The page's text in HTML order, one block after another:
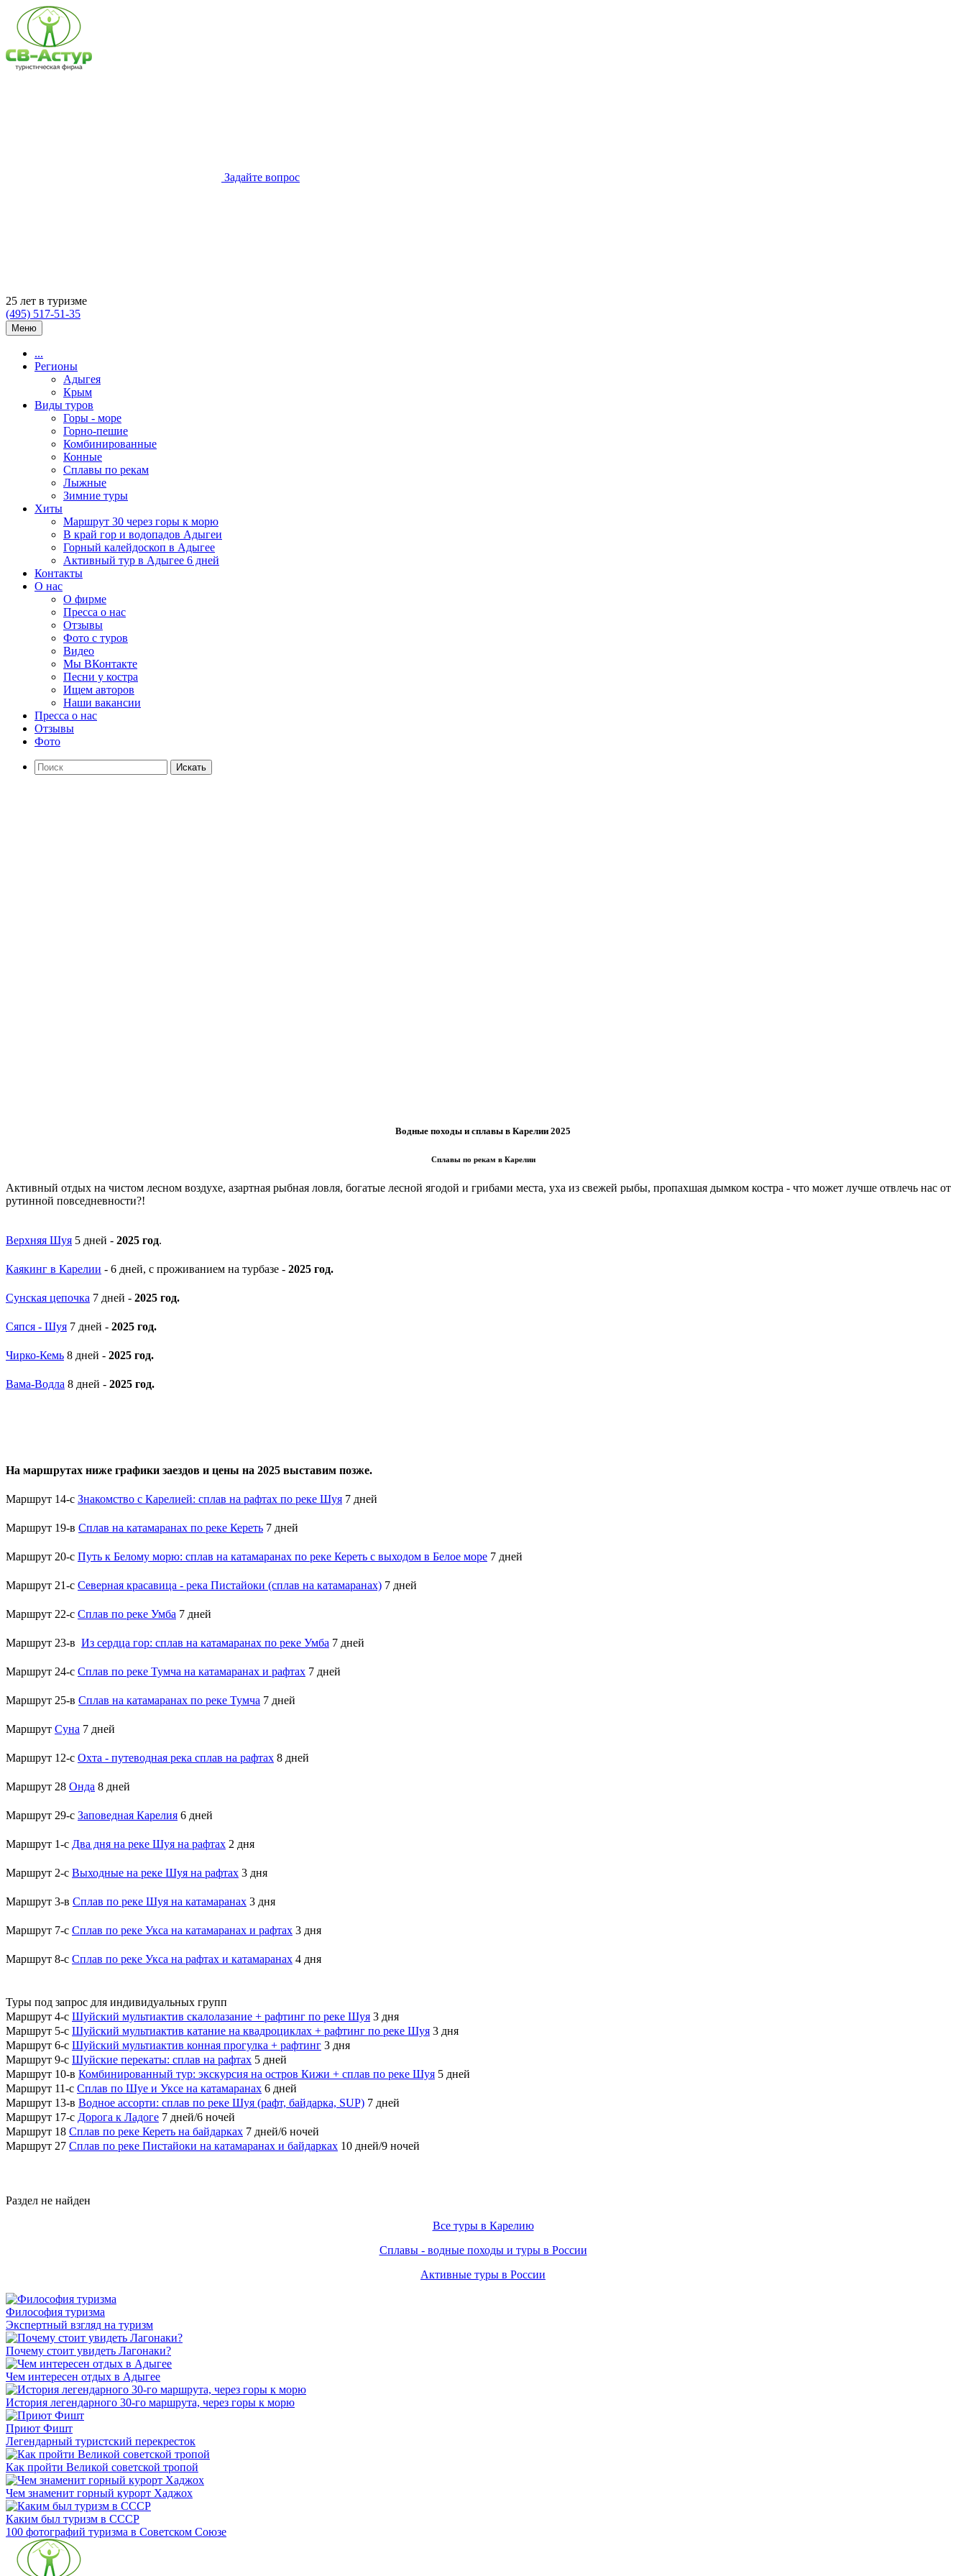
Задайте вопрос
25 лет в туризме
(495) 517-51-35
Меню
...
Регионы
Адыгея
Крым
Виды туров
Горы - море
Горно-пешие
Комбинированные
Конные
Сплавы по рекам
Лыжные
Зимние туры
Хиты
Маршрут 30 через горы к морю
В край гор и водопадов Адыгеи
Горный калейдоскоп в Адыгее
Активный тур в Адыгее 6 дней
Контакты
О нас
О фирме
Пресса о нас
Отзывы
Фото с туров
Видео
Мы ВКонтакте
Песни у костра
Ищем авторов
Наши вакансии
Пресса о нас
Отзывы
Фото
Искать
Водные походы и сплавы в Карелии 2025
Сплавы по рекам в Карелии
Активный отдых на чистом лесном воздухе, азартная рыбная ловля, богатые лесной ягодой и грибами места, уха из свежей рыбы, пропахшая дымком костра - что может лучше отвлечь нас от
рутинной повседневности?!
Верхняя Шуя 5 дней - 2025 год.
Каякинг в Карелии - 6 дней, с проживанием на турбазе - 2025 год.
Сунская цепочка 7 дней - 2025 год.
Сяпся - Шуя 7 дней - 2025 год.
Чирко-Кемь 8 дней - 2025 год.
Вама-Водла 8 дней - 2025 год.
На маршрутах ниже графики заездов и цены на 2025 выставим позже.
Маршрут 14-с Знакомство с Карелией: сплав на рафтах по реке Шуя 7 дней
Маршрут 19-в Сплав на катамаранах по реке Кереть 7 дней
Маршрут 20-с Путь к Белому морю: сплав на катамаранах по реке Кереть с выходом в Белое море 7 дней
Маршрут 21-с Северная красавица - река Пистайоки (сплав на катамаранах) 7 дней
Маршрут 22-с Сплав по реке Умба 7 дней
Маршрут 23-в Из сердца гор: сплав на катамаранах по реке Умба 7 дней
Маршрут 24-с Сплав по реке Тумча на катамаранах и рафтах 7 дней
Маршрут 25-в Сплав на катамаранах по реке Тумча 7 дней
Маршрут Суна 7 дней
Маршрут 12-с Охта - путеводная река сплав на рафтах 8 дней
Маршрут 28 Онда 8 дней
Маршрут 29-с Заповедная Карелия 6 дней
Маршрут 1-с Два дня на реке Шуя на рафтах 2 дня
Маршрут 2-с Выходные на реке Шуя на рафтах 3 дня
Маршрут 3-в Сплав по реке Шуя на катамаранах 3 дня
Маршрут 7-с Сплав по реке Укса на катамаранах и рафтах 3 дня
Маршрут 8-с Сплав по реке Укса на рафтах и катамаранах 4 дня
Туры под запрос для индивидуальных групп
Маршрут 4-с Шуйский мультиактив скалолазание + рафтинг по реке Шуя 3 дня
Маршрут 5-с Шуйский мультиактив катание на квадроциклах + рафтинг по реке Шуя 3 дня
Маршрут 6-с Шуйский мультиактив конная прогулка + рафтинг 3 дня
Маршрут 9-с Шуйские перекаты: сплав на рафтах 5 дней
Маршрут 10-в Комбинированный тур: экскурсия на остров Кижи + сплав по реке Шуя 5 дней
Маршрут 11-с Сплав по Шуе и Уксе на катамаранах 6 дней
Маршрут 13-в Водное ассорти: сплав по реке Шуя (рафт, байдарка, SUP) 7 дней
Маршрут 17-с Дорога к Ладоге 7 дней/6 ночей
Маршрут 18 Сплав по реке Кереть на байдарках 7 дней/6 ночей
Маршрут 27 Сплав по реке Пистайоки на катамаранах и байдарках 10 дней/9 ночей
Раздел не найден
Все туры в Карелию
Сплавы - водные походы и туры в России
Активные туры в России
Философия туризма
Экспертный взгляд на туризм
Почему стоит увидеть Лагонаки?
Чем интересен отдых в Адыгее
История легендарного 30-го маршрута, через горы к морю
Приют Фишт
Легендарный туристский перекресток
Как пройти Великой советской тропой
Чем знаменит горный курорт Хаджох
Каким был туризм в СССР
100 фотографий туризма в Советском Союзе